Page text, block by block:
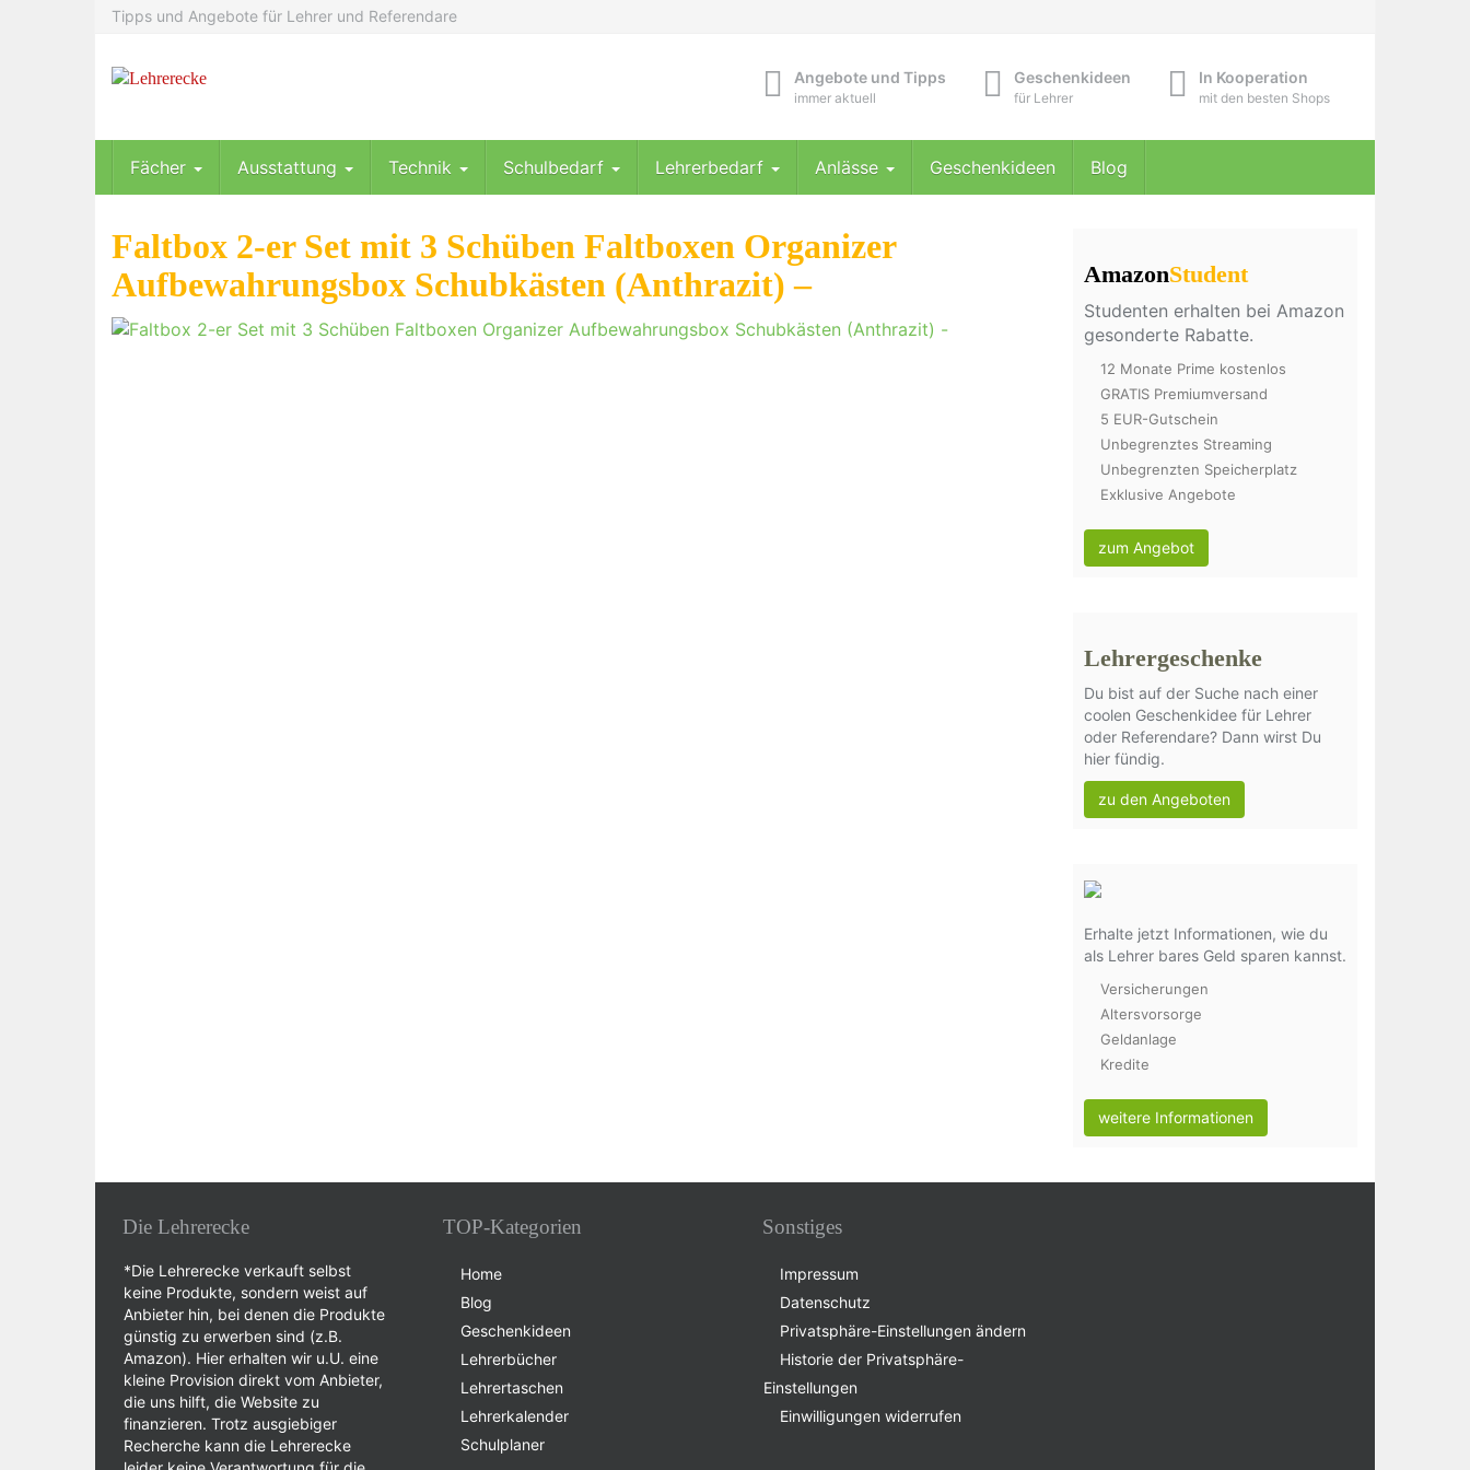
Tipps und Angebote für Lehrer und Referendare
Angebote und Tipps
immer aktuell
Geschenkideen
für Lehrer
In Kooperation
mit den besten Shops
Fächer Ausstattung Technik Schulbedarf Lehrerbedarf Anlässe Geschenkideen Blog
Faltbox 2-er Set mit 3 Schüben Faltboxen Organizer
Aufbewahrungsbox Schubkästen (Anthrazit) –
AmazonStudent
Studenten erhalten bei Amazon
gesonderte Rabatte.
12 Monate Prime kostenlos
GRATIS Premiumversand
5 EUR-Gutschein
Unbegrenztes Streaming
Unbegrenzten Speicherplatz
Exklusive Angebote
zum Angebot
Lehrergeschenke
Du bist auf der Suche nach einer
coolen Geschenkidee für Lehrer
oder Referendare? Dann wirst Du
hier fündig.
zu den Angeboten
Erhalte jetzt Informationen, wie du
als Lehrer bares Geld sparen kannst.
Versicherungen
Altersvorsorge
Geldanlage
Kredite
weitere Informationen
Die Lehrerecke
*Die Lehrerecke verkauft selbst
keine Produkte, sondern weist auf
Anbieter hin, bei denen die Produkte
günstig zu erwerben sind (z.B.
Amazon). Hier erhalten wir u.U. eine
kleine Provision direkt vom Anbieter,
die uns hilft, die Website zu
finanzieren. Trotz ausgiebiger
Recherche kann die Lehrerecke
TOP-Kategorien
Home
Blog
Geschenkideen
Lehrerbücher
Lehrertaschen
Lehrerkalender
Schulplaner
Sonstiges
Impressum
Datenschutz
Privatsphäre-Einstellungen ändern
Historie der Privatsphäre-
Einstellungen
Einwilligungen widerrufen